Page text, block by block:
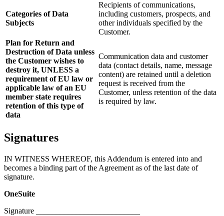
Categories of Data
Subjects
Recipients of communications,
including customers, prospects, and
other individuals specified by the
Customer.
Plan for Return and
Destruction of Data unless
the Customer wishes to
destroy it, UNLESS a
requirement of EU law or
applicable law of an EU
member state requires
retention of this type of
data
Communication data and customer
data (contact details, name, message
content) are retained until a deletion
request is received from the
Customer, unless retention of the data
is required by law.
Signatures
IN WITNESS WHEREOF, this Addendum is entered into and
becomes a binding part of the Agreement as of the last date of
signature.
OneSuite
Signature __________________________